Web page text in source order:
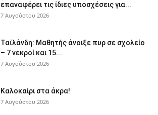
επαναφέρει τις ίδιες υποσχέσεις για...
7 Αυγούστου 2026
Ταϊλάνδη: Μαθητής άνοιξε πυρ σε σχολείο
– 7 νεκροί και 15...
7 Αυγούστου 2026
Καλοκαίρι στα άκρα!
7 Αυγούστου 2026